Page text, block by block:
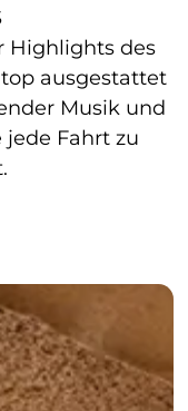
Highlights des
ausgestattet
Musik und
jede Fahrt zu